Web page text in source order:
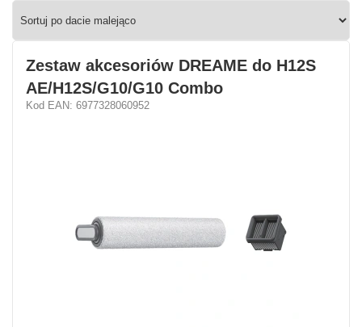
Zestaw akcesoriów DREAME do H12S
AE/H12S/G10/G10 Combo
Kod EAN: 6977328060952